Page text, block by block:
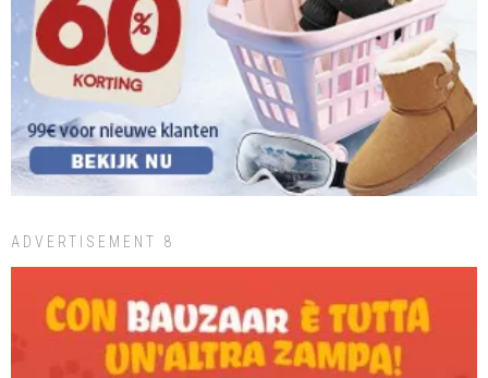
ADVERTISEMENT 8